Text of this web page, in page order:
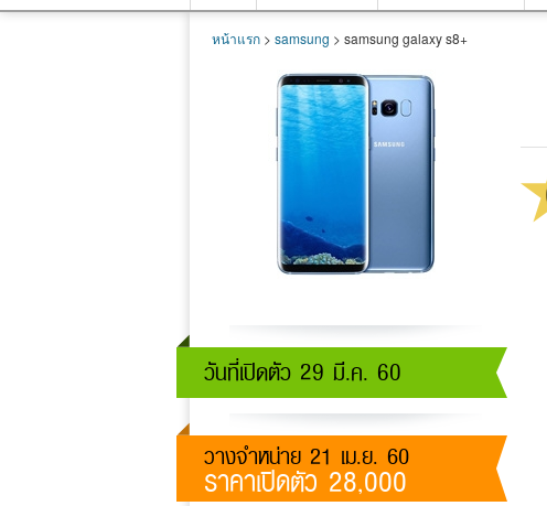
หน้าแรก > samsung > samsung galaxy s8+
วันที่เปิดตัว 29 มี.ค. 60
วางจำหน่าย 21 เม.ย. 60
ราคาเปิดตัว 28,000